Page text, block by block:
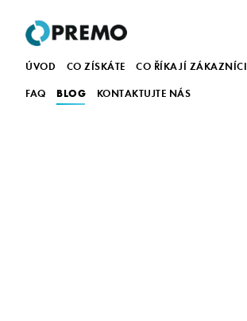
ÚVOD CO ZÍSKÁTE CO ŘÍKAJÍ ZÁKAZNÍCI
FAQ BLOG KONTAKTUJTE NÁS